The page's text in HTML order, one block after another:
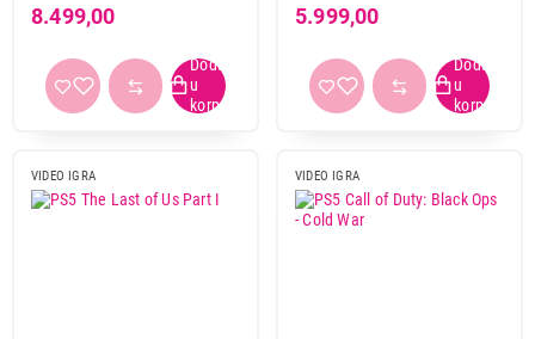
8.499,00 5.999,00
VIDEO IGRA VIDEO IGRA